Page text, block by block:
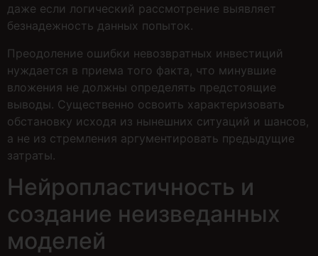
даже если логический рассмотрение выявляет
безнадежность данных попыток.
Преодоление ошибки невозвратных инвестиций
нуждается в приема того факта, что минувшие
вложения не должны определять предстоящие
выводы. Существенно освоить характеризовать
обстановку исходя из нынешних ситуаций и шансов,
а не из стремления аргументировать предыдущие
затраты.
Нейропластичность и
создание неизведанных
моделей